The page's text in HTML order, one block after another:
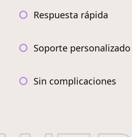
Respuesta rápida
Soporte personalizado
Sin complicaciones